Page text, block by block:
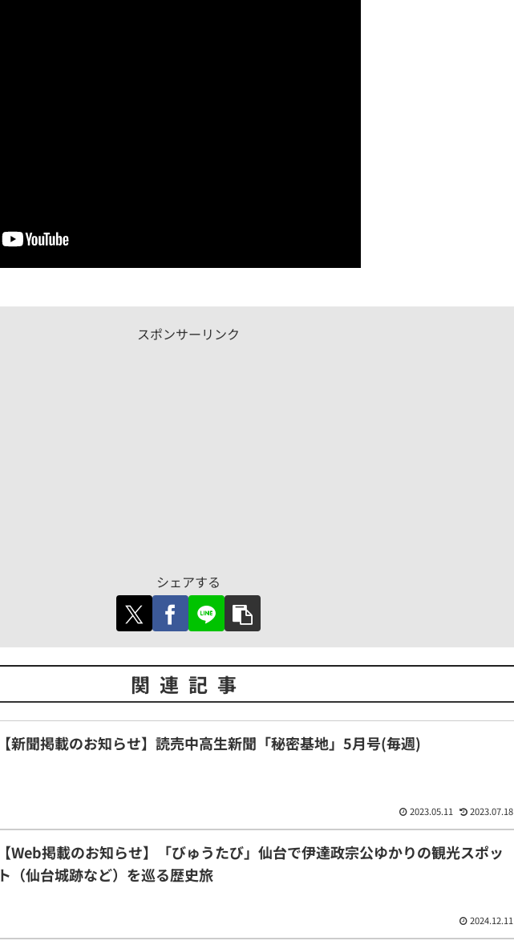
スポンサーリンク
シェアする
関連記事
【新聞掲載のお知らせ】読売中高生新聞「秘密基地」5月号(毎週)
2023.05.11 2023.07.18
【Web掲載のお知らせ】「びゅうたび」仙台で伊達政宗公ゆかりの観光スポッ
ト（仙台城跡など）を巡る歴史旅
2024.12.11